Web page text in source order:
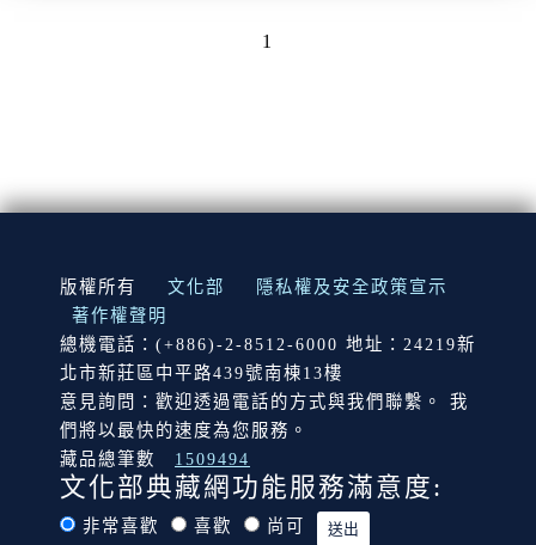
1
:::
版權所有 文化部
隱私權及安全政策宣示
著作權聲明
總機電話：(+886)-2-8512-6000 地址：24219新
北市新莊區中平路439號南棟13樓
意見詢問：歡迎透過電話的方式與我們聯繫。 我
們將以最快的速度為您服務。
藏品總筆數
1509494
文化部典藏網功能服務滿意度:
非常喜歡 喜歡 尚可